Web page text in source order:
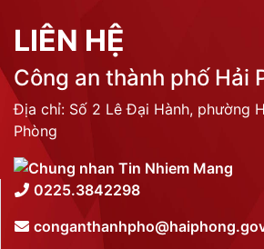
LIÊN HỆ
Công an thành phố Hải
Địa chỉ: Số 2 Lê Đại Hành, phường
Phòng
0225.3842298